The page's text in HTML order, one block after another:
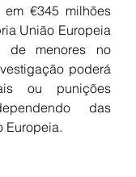
€345 milhões
União Europeia
de menores no
poderá
ou punições
das
Europeia.